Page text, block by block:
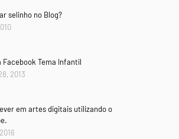
selinho no Blog?
Facebook Tema Infantil
2013
em artes digitais utilizando o